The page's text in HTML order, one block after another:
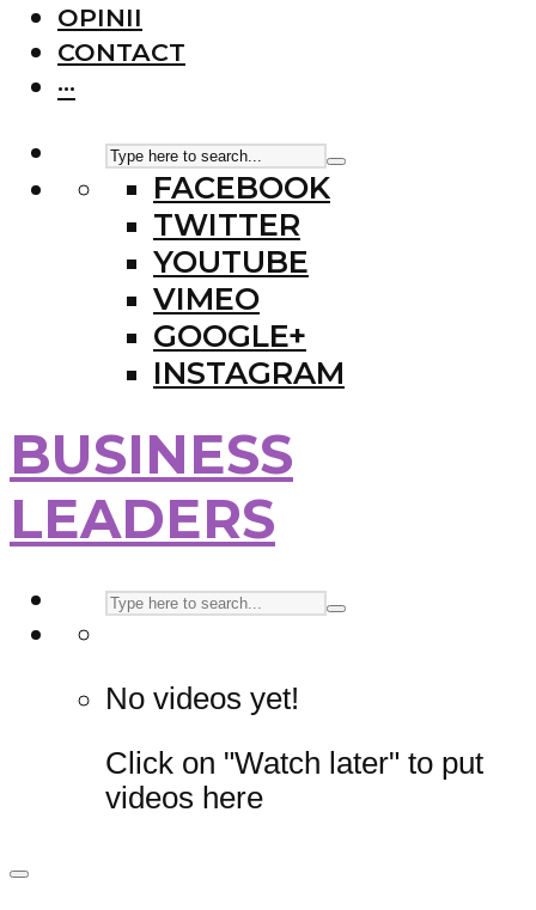
OPINII
CONTACT
···
FACEBOOK
TWITTER
YOUTUBE
VIMEO
GOOGLE+
INSTAGRAM
BUSINESS
LEADERS
No videos yet!
Click on "Watch later" to put
videos here